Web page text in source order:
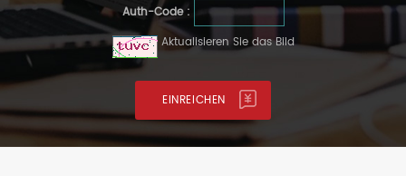
Auth-Code :
Aktualisieren Sie das Bild